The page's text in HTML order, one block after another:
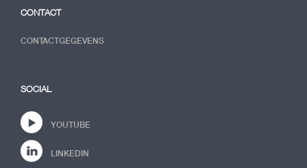
CONTACT
CONTACTGEGEVENS
SOCIAL
YOUTUBE
LINKEDIN